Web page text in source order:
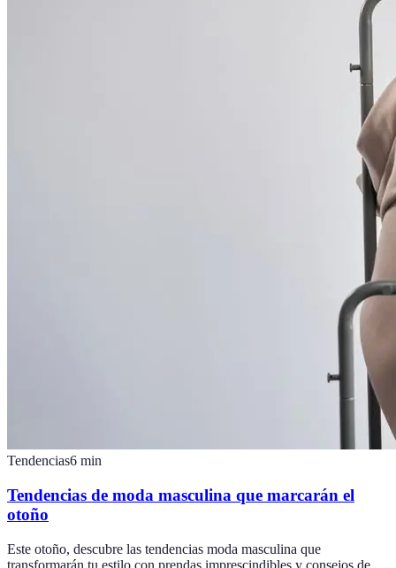
Tendencias6 min
Tendencias de moda masculina que marcarán el
otoño
Este otoño, descubre las tendencias moda masculina que
transformarán tu estilo con prendas imprescindibles y consejos de